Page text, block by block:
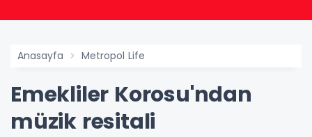
Anasayfa Metropol Life
Emekliler Korosu'ndan
müzik resitali